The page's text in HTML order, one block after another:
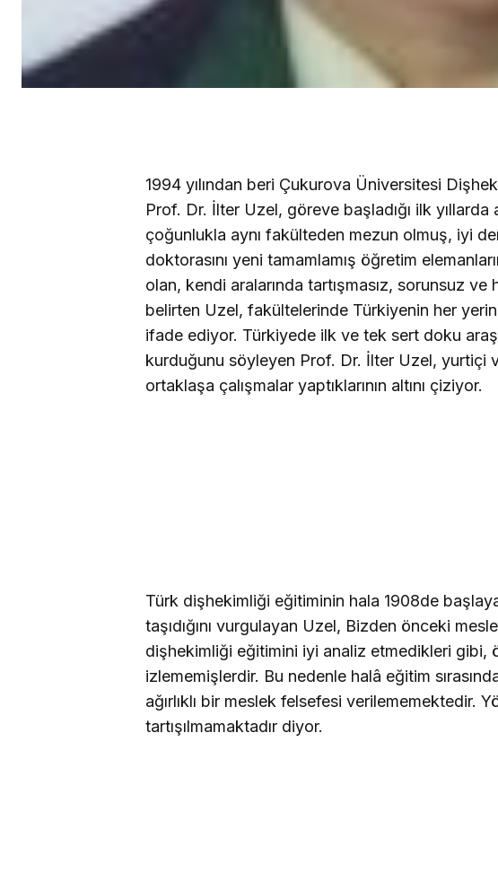
1994 yılından beri Çukurova Üniversitesi
Prof. Dr. İlter Uzel, göreve başladığı ilk
çoğunlukla aynı fakülteden mezun olmuş, iyi
doktorasını yeni tamamlamış öğretim
olan, kendi aralarında tartışmasız, sorunsuz ve
belirten Uzel, fakültelerinde Türkiyenin her
ifade ediyor. Türkiyede ilk ve tek sert doku
kurduğunu söyleyen Prof. Dr. İlter Uzel, yurtiçi
ortaklaşa çalışmalar yaptıklarının altını çiziyor.
Türk dişhekimliği eğitiminin hala 1908de
taşıdığını vurgulayan Uzel, Bizden önceki
dişhekimliği eğitimini iyi analiz etmedikleri gibi,
izlememişlerdir. Bu nedenle halâ eğitim
ağırlıklı bir meslek felsefesi verilememektedir.
tartışılmamaktadır diyor.